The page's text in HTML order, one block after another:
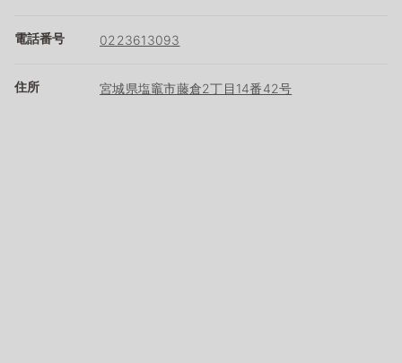
電話番号 0223613093
住所 宮城県塩竈市藤倉2丁目14番42号